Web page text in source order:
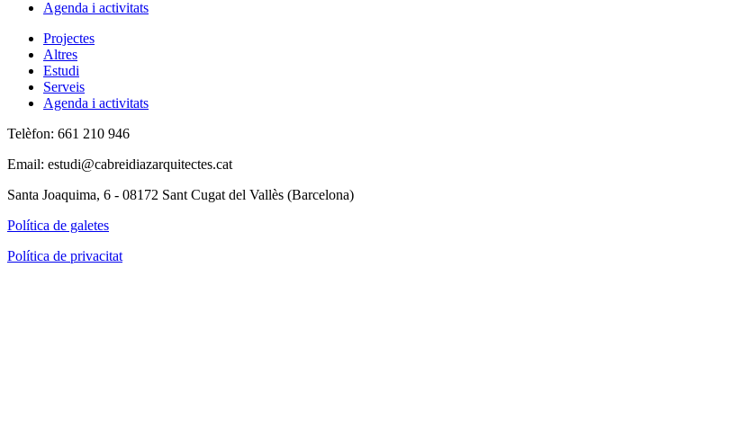
Agenda i activitats
Projectes
Altres
Estudi
Serveis
Agenda i activitats
Telèfon: 661 210 946
Email: estudi@cabreidiazarquitectes.cat
Santa Joaquima, 6 - 08172 Sant Cugat del Vallès (Barcelona)
Política de galetes
Política de privacitat